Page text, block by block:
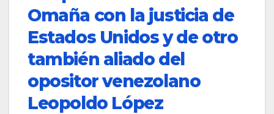
Omaña con la justicia de
Estados Unidos y de otro
también aliado del
opositor venezolano
Leopoldo López